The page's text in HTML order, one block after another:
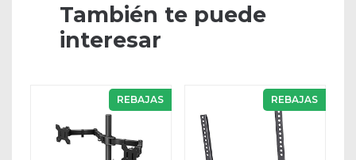
También te puede
interesar
REBAJAS REBAJAS